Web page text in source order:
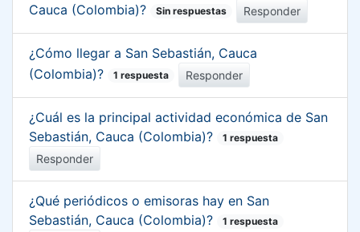
Cauca (Colombia)?
Sin respuestas Responder
¿Cómo llegar a San Sebastián, Cauca
(Colombia)?
1 respuesta Responder
¿Cuál es la principal actividad económica de San
Sebastián, Cauca (Colombia)?
1 respuesta
Responder
¿Qué periódicos o emisoras hay en San
Sebastián, Cauca (Colombia)?
1 respuesta